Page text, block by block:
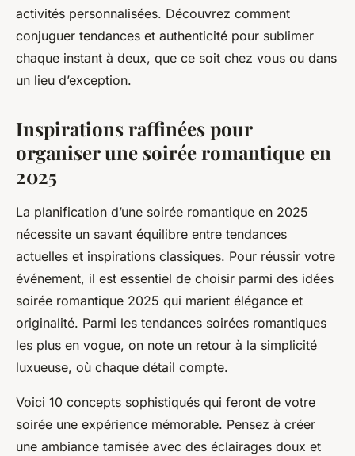
activités personnalisées. Découvrez comment
conjuguer tendances et authenticité pour sublimer
chaque instant à deux, que ce soit chez vous ou dans
un lieu d’exception.
Inspirations raffinées pour
organiser une soirée romantique en
2025
La planification d’une soirée romantique en 2025
nécessite un savant équilibre entre tendances
actuelles et inspirations classiques. Pour réussir votre
événement, il est essentiel de choisir parmi des idées
soirée romantique 2025 qui marient élégance et
originalité. Parmi les tendances soirées romantiques
les plus en vogue, on note un retour à la simplicité
luxueuse, où chaque détail compte.
Voici 10 concepts sophistiqués qui feront de votre
soirée une expérience mémorable. Pensez à créer
une ambiance tamisée avec des éclairages doux et